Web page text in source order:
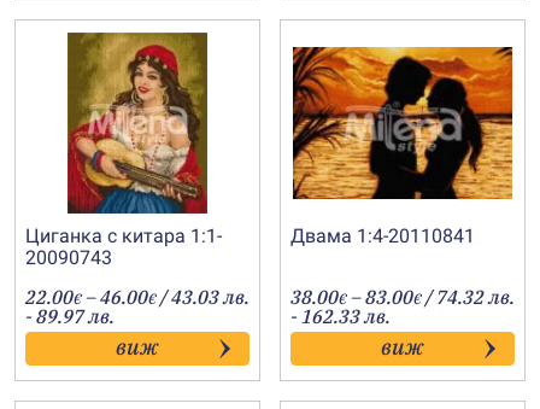
Циганка с китара 1:1-
20090743
22.00€ –46.00€Price
range:
22.00€
through
46.00€
/ 43.03 лв.
- 89.97 лв.
виж
Двама 1:4-20110841
38.00€ –83.00€Price
range:
38.00€
through
83.00€
/ 74.32 лв.
- 162.33 лв.
виж